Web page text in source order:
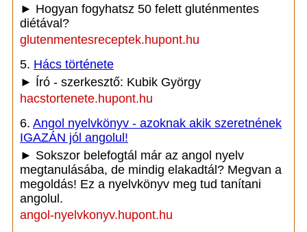
► Hogyan fogyhatsz 50 felett gluténmentes
diétával?
glutenmentesreceptek.hupont.hu
5. Hács története
► Író - szerkesztő: Kubik György
hacstortenete.hupont.hu
6. Angol nyelvkönyv - azoknak akik szeretnének
IGAZÁN jól angolul!
► Sokszor belefogtál már az angol nyelv
megtanulásába, de mindig elakadtál? Megvan a
megoldás! Ez a nyelvkönyv meg tud tanítani
angolul.
angol-nyelvkonyv.hupont.hu